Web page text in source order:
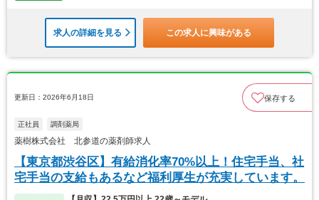
求人の詳細を見る この求人に興味がある
更新日：2026年6月18日 保存する
正社員 調剤薬局
薬樹株式会社 北参道の薬剤師求人
【東京都渋谷区】有給消化率70%以上！住宅手当、社
宅手当の支給もあるなど福利厚生が充実しています。